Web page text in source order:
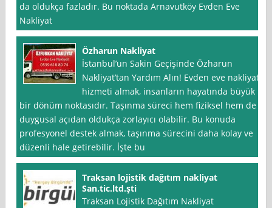
da oldukça fazladır. Bu noktada Arnavutköy Evden Eve
Nakliyat
Özharun Nakliyat
İstanbul’un Sakin Geçişinde Özharun
Nakliyat’tan Yardım Alın! Evden eve nakliyat
hizmeti almak, insanların hayatında büyük
bir dönüm noktasıdır. Taşınma süreci hem fiziksel hem de
duygusal açıdan oldukça zorlayıcı olabilir. Bu konuda
profesyonel destek almak, taşınma sürecini daha kolay ve
düzenli hale getirebilir. İşte bu
Traksan lojistik dağıtım nakliyat
San.tic.ltd.şti
Traksan Lojistik Dağıtım Nakliyat